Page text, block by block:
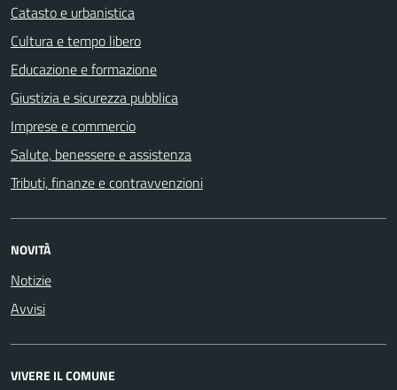
Catasto e urbanistica
Cultura e tempo libero
Educazione e formazione
Giustizia e sicurezza pubblica
Imprese e commercio
Salute, benessere e assistenza
Tributi, finanze e contravvenzioni
NOVITÀ
Notizie
Avvisi
VIVERE IL COMUNE